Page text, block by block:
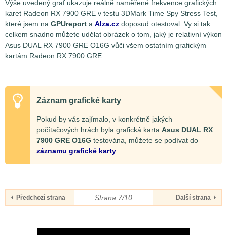
Výše uvedený graf ukazuje reálně naměřené frekvence grafických
karet Radeon RX 7900 GRE v testu 3DMark Time Spy Stress Test,
které jsem na GPUreport a Alza.cz doposud otestoval. Vy si tak
celkem snadno můžete udělat obrázek o tom, jaký je relativní výkon
Asus DUAL RX 7900 GRE O16G vůči všem ostatním grafickým
kartám Radeon RX 7900 GRE.
Záznam grafické karty
Pokud by vás zajímalo, v konkrétně jakých
počítačových hrách byla grafická karta Asus DUAL RX
7900 GRE O16G testována, můžete se podívat do
záznamu grafické karty
Předchozí strana Strana 7/10 Další strana